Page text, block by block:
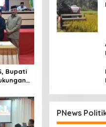
Bupati
PNews